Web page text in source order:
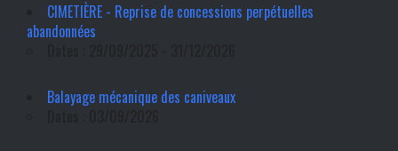
CIMETIÈRE - Reprise de concessions perpétuelles
abandonnées
Balayage mécanique des caniveaux